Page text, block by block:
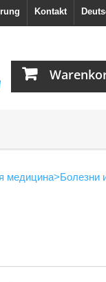
Kontakt
медицина>Болезни